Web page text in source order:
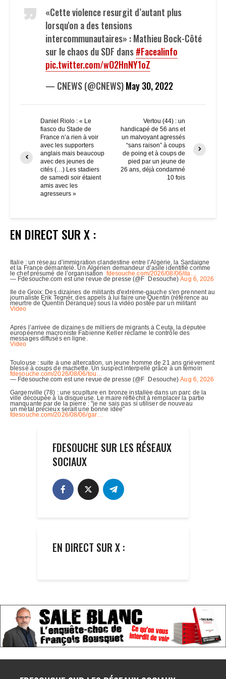
«Cette violence resurgit d’autant plus
lorsqu'on a des tensions
intercommunautaires» : Mathieu Bock-Côté
sur le chaos du SDF dans#Facealinfo
pic.twitter.com/wO2HnNY1oZ
— CNEWS (@CNEWS)May 30, 2022
Daniel Riolo : « Le
fiasco du Stade de
France n’a rien à voir
avec les supporters
anglais mais beaucoup
avec des jeunes de
cités (…) Les stadiers
de samedi soir étaient
amis avec les
agresseurs »
Vertou (44) : un
handicapé de 56 ans et
un malvoyant agressés
“sans raison” à coups
de poing et à coups de
pied par un jeune de
26 ans, déjà condamné
10 fois
EN DIRECT SUR X :
FDESOUCHE SUR LES RÉSEAUX
SOCIAUX
EN DIRECT SUR X :